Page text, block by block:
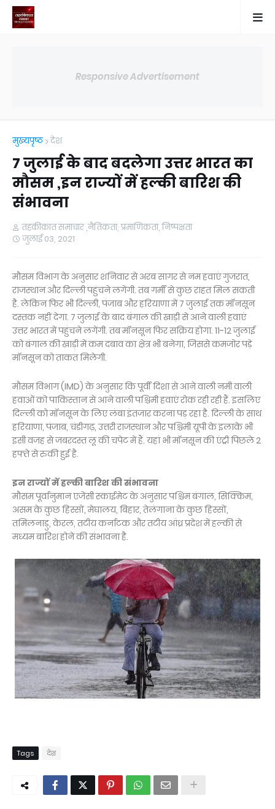
Responsive Advertisement
मुख्यपृष्ठ देश
7 जुलाई के बाद बदलेगा उत्तर भारत का
मौसम ,इन राज्यों में हल्की बारिश की
संभावना
तहकीकात समाचार ,नैतिकता, प्रमाणिकता, निष्पक्षता
जुलाई 03, 2021
मौसम विभाग के अनुसार शनिवार से अरब सागर से नम हवाएं गुजरात,
राजस्थान और दिल्ली पहुंचने लगेंगी. तब गर्मी से कुछ राहत मिल सकती
है. लेकिन फिर भी दिल्ली, पंजाब और हरियाणा में 7 जुलाई तक मॉनसून
दस्तक नहीं देगा. 7 जुलाई के बाद बंगाल की खाड़ी से आने वाली हवाएं
उत्तर भारत में पहुंचने लगेंगी. तब मॉनसून फिर सक्रिय होगा. 11-12 जुलाई
को बंगाल की खाड़ी में कम दबाव का क्षेत्र भी बनेगा, जिससे कमजोर पड़े
मॉनसून को ताकत मिलेगी.
मौसम विभाग (IMD) के अनुसार कि पूर्वी दिशा से आने वाली नमी वाली
हवाओं को पाकिस्तान से आने वाली पश्चिमी हवाएं रोक रही रही हैं. इसलिए
दिल्ली को मॉनसून के लिए लंबा इंतजार करना पड़ रहा है. दिल्ली के साथ
हरियाणा, पंजाब, चंडीगढ़, उत्तरी राजस्थान और पश्चिमी यूपी के इलाके भी
इसी वजह से जबरदस्त लू की चपेट में हैं. यहां भी मॉनसून की एंट्री पिछले 2
हफ्ते से रुकी हुई है.
इन राज्यों में हल्की बारिश की संभावना
मौसम पूर्वानुमान एजेंसी स्काईमेट के अनुसार पश्चिम बंगाल, सिक्किम,
असम के कुछ हिस्सों, मेघालय, बिहार, तेलंगाना के कुछ हिस्सों,
तमिलनाडु, केरल, तटीय कर्नाटक और तटीय आंध्र प्रदेश में हल्की से
मध्यम बारिश होने की संभावना है.
Tags देश